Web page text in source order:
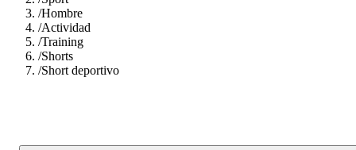
/Hombre
/Actividad
/Training
/Shorts
/Short deportivo